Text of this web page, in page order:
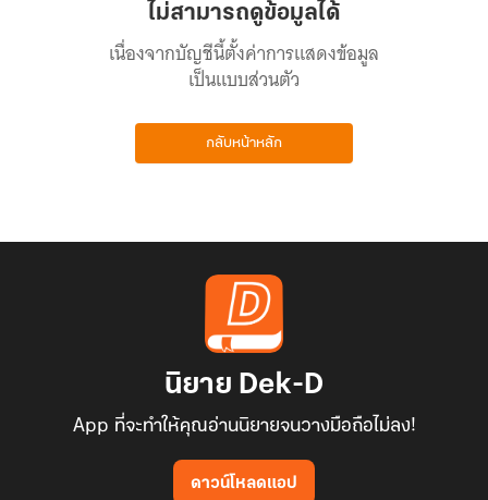
ไม่สามารถดูข้อมูลได้
เนื่องจากบัญชีนี้ตั้งค่าการแสดงข้อมูล
เป็นแบบส่วนตัว
กลับหน้าหลัก
นิยาย Dek-D
App ที่จะทำให้คุณอ่านนิยายจนวางมือถือไม่ลง!
ดาวน์โหลดแอป